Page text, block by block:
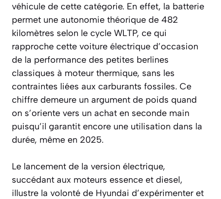
véhicule de cette catégorie. En effet, la batterie
permet une autonomie théorique de 482
kilomètres selon le cycle WLTP, ce qui
rapproche cette voiture électrique d’occasion
de la performance des petites berlines
classiques à moteur thermique, sans les
contraintes liées aux carburants fossiles. Ce
chiffre demeure un argument de poids quand
on s’oriente vers un achat en seconde main
puisqu’il garantit encore une utilisation dans la
durée, même en 2025.
Le lancement de la version électrique,
succédant aux moteurs essence et diesel,
illustre la volonté de Hyundai d’expérimenter et